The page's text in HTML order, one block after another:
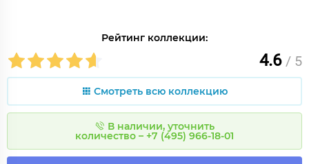
Рейтинг коллекции:
4.6 / 5
Смотреть всю коллекцию
В наличии, уточнить
количество – +7 (495) 966-18-01